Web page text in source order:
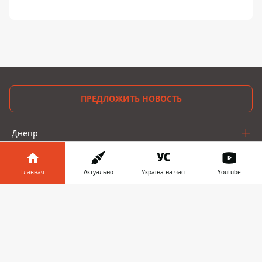
ПРЕДЛОЖИТЬ НОВОСТЬ
Днепр
Область
Украина
Главная Актуально Україна на часі Youtube